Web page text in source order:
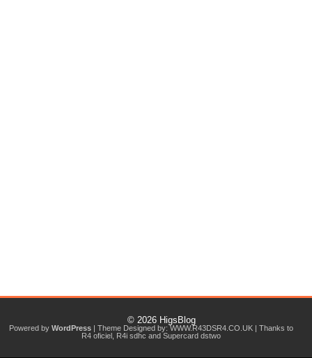
© 2026 HigsBlog
Powered by WordPress| Theme Designed by:WWW.R43DSR4.CO.UK| Thanks to
R4 oficiel, R4i sdhc and Supercard dstwo